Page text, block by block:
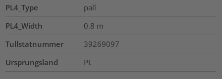
PL4_Type
pall
PL4_Width
0.8 m
Tullstatnummer
39269097
Ursprungsland
PL